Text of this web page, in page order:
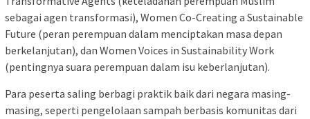
sebagai agen transformasi), Women Co-Creating a Sustainable
Future (peran perempuan dalam menciptakan masa depan
berkelanjutan), dan Women Voices in Sustainability Work
(pentingnya suara perempuan dalam isu keberlanjutan).
Para peserta saling berbagi praktik baik dari negara masing-
masing, seperti pengelolaan sampah berbasis komunitas dari